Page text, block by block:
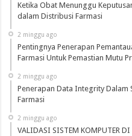
Ketika Obat Menunggu
dalam Distribusi Farmasi
2 minggu ago
Pentingnya Penerapan
Farmasi Untuk Pemastian Mutu
2 minggu ago
Penerapan Data Integrity
Farmasi
2 minggu ago
VALIDASI SISTEM KOMPUTER